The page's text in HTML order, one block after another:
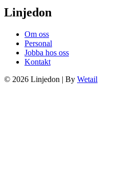
Linjedon
Om oss
Personal
Jobba hos oss
Kontakt
© 2026 Linjedon | By Wetail